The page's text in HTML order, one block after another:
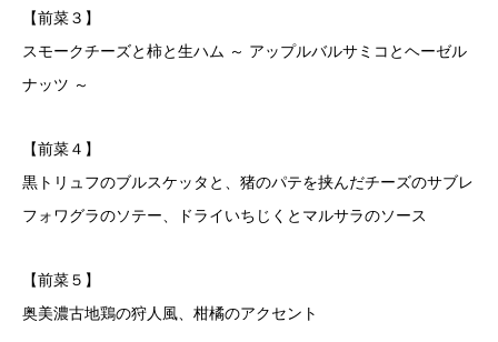
【前菜３】
スモークチーズと柿と生ハム ～ アップルバルサミコとヘーゼル
ナッツ ～
【前菜４】
黒トリュフのブルスケッタと、猪のパテを挟んだチーズのサブレ
フォワグラのソテー、ドライいちじくとマルサラのソース
【前菜５】
奥美濃古地鶏の狩人風、柑橘のアクセント